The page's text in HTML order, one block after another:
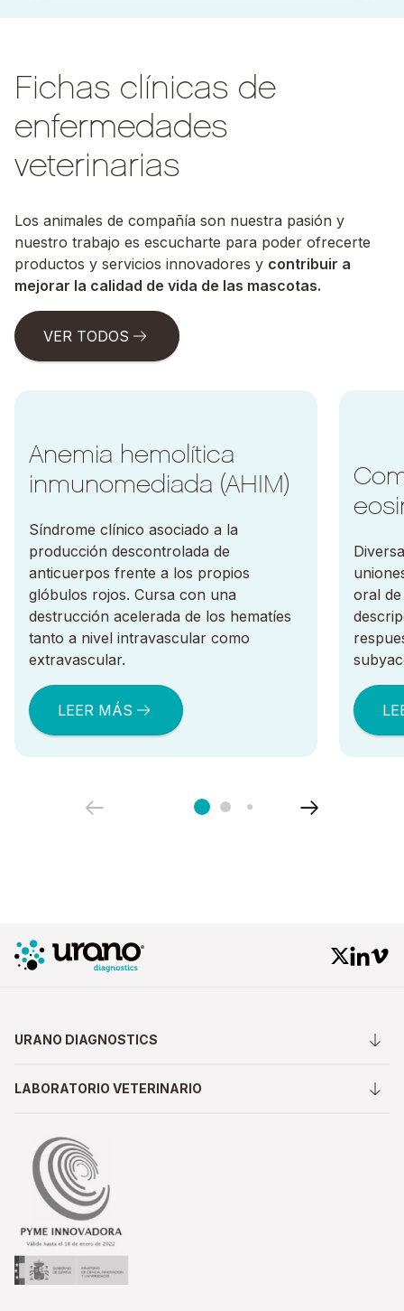
Fichas clínicas de
enfermedades
veterinarias
Los animales de compañía son nuestra pasión y
nuestro trabajo es escucharte para poder ofrecerte
productos y servicios innovadores y contribuir a
mejorar la calidad de vida de las mascotas.
VER TODOS
Anemia hemolítica
inmunomediada (AHIM)
Síndrome clínico asociado a la
producción descontrolada de
anticuerpos frente a los propios
glóbulos rojos. Cursa con una
destrucción acelerada de los hematíes
tanto a nivel intravascular como
extravascular.
LEER MÁS
oral
URANO DIAGNOSTICS
LABORATORIO VETERINARIO